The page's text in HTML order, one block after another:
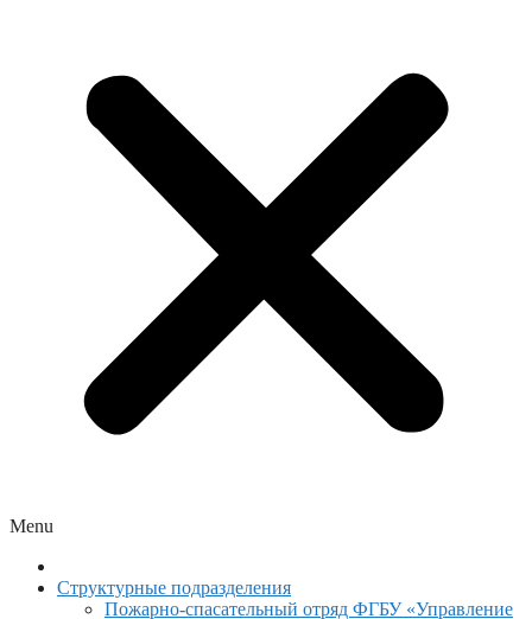
Menu
Структурные подразделения
Пожарно-спасательный отряд ФГБУ «Управление